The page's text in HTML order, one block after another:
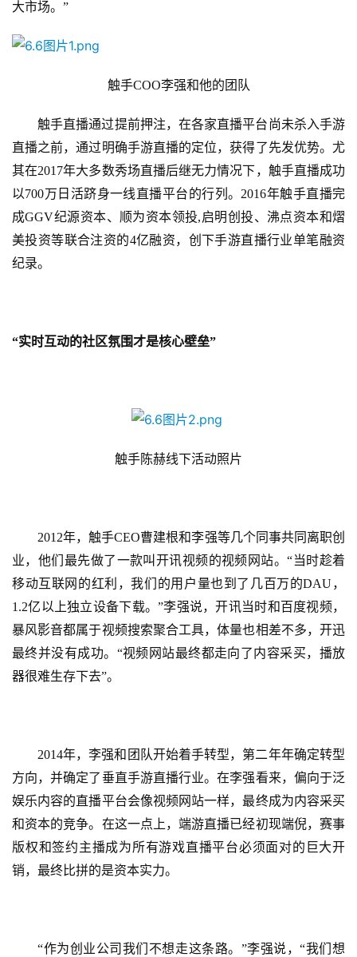
大市场。”
触手COO李强和他的团队
触手直播通过提前押注，在各家直播平台尚未杀入手游
直播之前，通过明确手游直播的定位，获得了先发优势。尤
其在2017年大多数秀场直播后继无力情况下，触手直播成功
以700万日活跻身一线直播平台的行列。2016年触手直播完
成GGV纪源资本、顺为资本领投,启明创投、沸点资本和熠
美投资等联合注资的4亿融资，创下手游直播行业单笔融资
纪录。
“实时互动的社区氛围才是核心壁垒”
触手陈赫线下活动照片
2012年，触手CEO曹建根和李强等几个同事共同离职创
业，他们最先做了一款叫开讯视频的视频网站。“当时趁着
移动互联网的红利，我们的用户量也到了几百万的DAU，
1.2亿以上独立设备下载。”李强说，开讯当时和百度视频，
暴风影音都属于视频搜索聚合工具，体量也相差不多，开迅
最终并没有成功。“视频网站最终都走向了内容采买，播放
器很难生存下去”。
2014年，李强和团队开始着手转型，第二年年确定转型
方向，并确定了垂直手游直播行业。在李强看来，偏向于泛
娱乐内容的直播平台会像视频网站一样，最终成为内容采买
和资本的竞争。在这一点上，端游直播已经初现端倪，赛事
版权和签约主播成为所有游戏直播平台必须面对的巨大开
销，最终比拼的是资本实力。
“作为创业公司我们不想走这条路。”李强说，“我们想